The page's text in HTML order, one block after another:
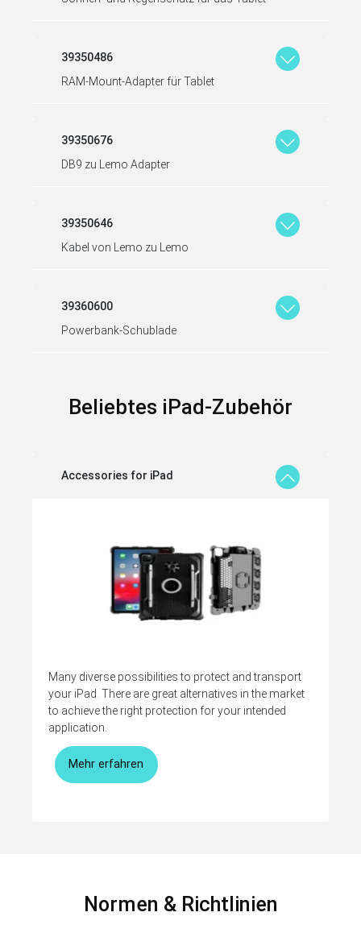
39350486
RAM-Mount-Adapter für Tablet
39350676
DB9 zu Lemo Adapter
39350646
Kabel von Lemo zu Lemo
39360600
Powerbank-Schublade
Beliebtes iPad-Zubehör
Accessories for iPad
Many diverse possibilities to protect and transport
your iPad. There are great alternatives in the market
to achieve the right protection for your intended
application.
Mehr erfahren
Normen & Richtlinien